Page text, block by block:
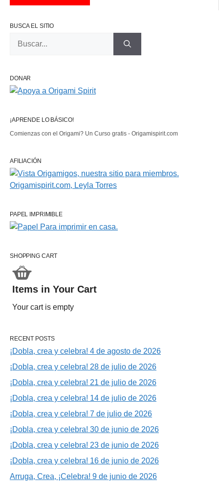
BUSCA EL SITIO
DONAR
¡APRENDE LO BÁSICO!
Comienzas con el Origami? Un Curso gratis - Origamispirit.com
AFILIACIÓN
PAPEL IMPRIMIBLE
SHOPPING CART
Items in Your Cart
Your cart is empty
RECENT POSTS
¡Dobla, crea y celebra! 4 de agosto de 2026
¡Dobla, crea y celebra! 28 de julio de 2026
¡Dobla, crea y celebra! 21 de julio de 2026
¡Dobla, crea y celebra! 14 de julio de 2026
¡Dobla, crea y celebra! 7 de julio de 2026
¡Dobla, crea y celebra! 30 de junio de 2026
¡Dobla, crea y celebra! 23 de junio de 2026
¡Dobla, crea y celebra! 16 de junio de 2026
Arruga, Crea, ¡Celebra! 9 de junio de 2026